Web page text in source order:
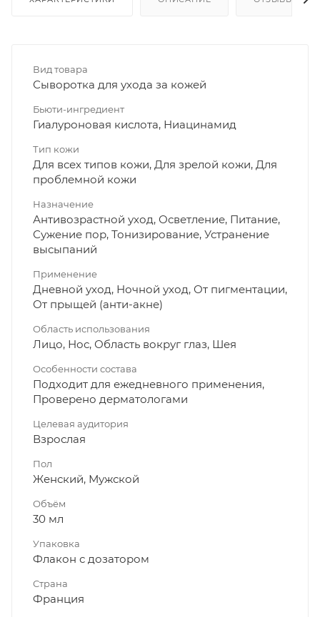
Вид товара
Сыворотка для ухода за кожей
Бьюти-ингредиент
Гиалуроновая кислота, Ниацинамид
Тип кожи
Для всех типов кожи, Для зрелой кожи, Для
проблемной кожи
Назначение
Антивозрастной уход, Осветление, Питание,
Сужение пор, Тонизирование, Устранение
высыпаний
Применение
Дневной уход, Ночной уход, От пигментации,
От прыщей (анти-акне)
Область использования
Лицо, Нос, Область вокруг глаз, Шея
Особенности состава
Подходит для ежедневного применения,
Проверено дерматологами
Целевая аудитория
Взрослая
Пол
Женский, Мужской
Объём
30 мл
Упаковка
Флакон с дозатором
Страна
Франция